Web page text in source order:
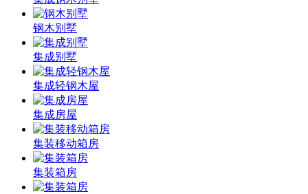
钢木别墅
集成别墅
集成轻钢木屋
集成房屋
集装移动箱房
集装箱房